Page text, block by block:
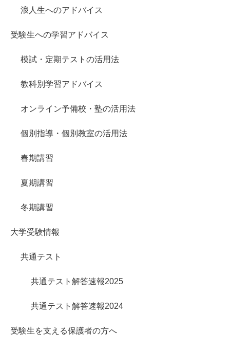
浪人生へのアドバイス
受験生への学習アドバイス
模試・定期テストの活用法
教科別学習アドバイス
オンライン予備校・塾の活用法
個別指導・個別教室の活用法
春期講習
夏期講習
冬期講習
大学受験情報
共通テスト
共通テスト解答速報2025
共通テスト解答速報2024
受験生を支える保護者の方へ